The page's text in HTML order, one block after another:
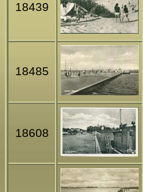
18439
18485
18608